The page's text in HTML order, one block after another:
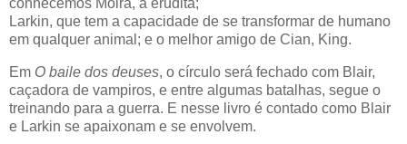
conhecemos Moira, a erudita;
Larkin, que tem a capacidade de se transformar de humano
em qualquer animal; e o melhor amigo de Cian, King.
Em O baile dos deuses, o círculo será fechado com Blair,
caçadora de vampiros, e entre algumas batalhas, segue o
treinando para a guerra. E nesse livro é contado como Blair
e Larkin se apaixonam e se envolvem.